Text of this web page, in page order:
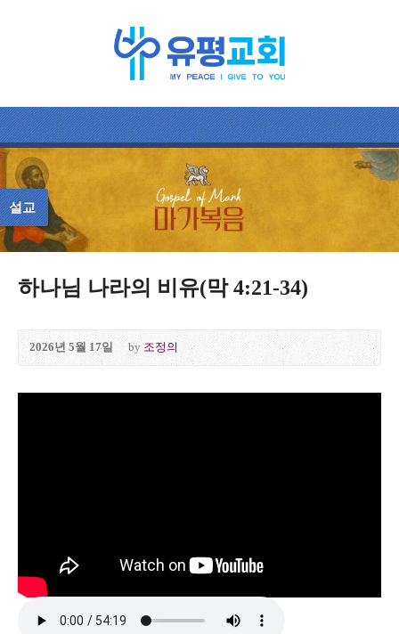
설교
하나님 나라의 비유(막 4:21-34)
2026년 5월 17일 by 조정의